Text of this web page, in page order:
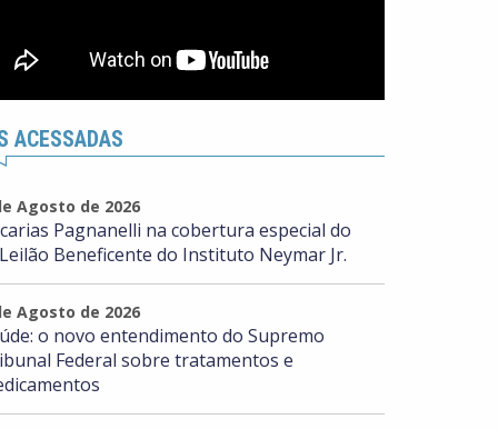
ACESSADAS
Agosto de 2026
Pagnanelli na cobertura especial do
Leilão Beneficente do Instituto Neymar Jr.
Agosto de 2026
o novo entendimento do Supremo
Federal sobre tratamentos e